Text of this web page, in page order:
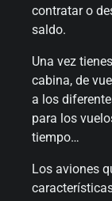
contratar o
saldo.
Una vez
cabina, de
a los
para los
tiempo…
Los aviones